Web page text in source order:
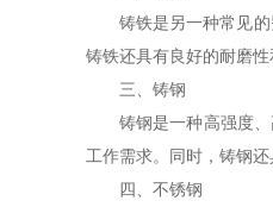
铸铁是另一种常见
铸铁还具有良好的耐磨性
三、铸钢
铸钢是一种高强度
工作需求。同时，铸钢
四、不锈钢